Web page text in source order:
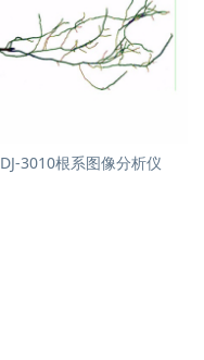
DJ-3010根系图像分析仪